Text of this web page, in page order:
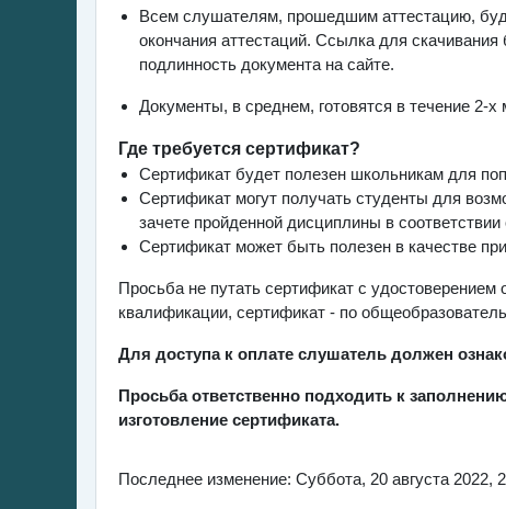
Всем слушателям, прошедшим аттестацию,
окончания аттестаций. Ссылка для
подлинность документа на сайте.
Документы, в среднем, готовятся в течение 2-
Где требуется сертификат?
Сертификат будет полезен школьникам для
Сертификат могут получать студенты для
зачете пройденной дисциплины в
Сертификат может быть полезен в качестве
Просьба не путать сертификат с
квалификации, сертификат - по
Для доступа к оплате слушатель должен
Просьба ответственно подходить к
изготовление сертификата.
Последнее изменение: Суббота, 20 августа 2022,